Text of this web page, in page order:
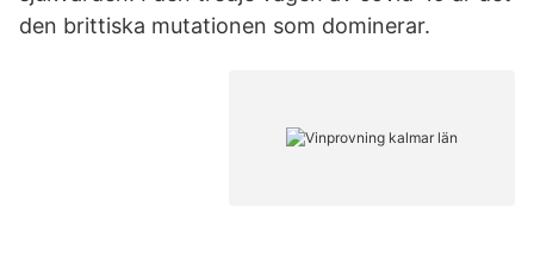
den brittiska mutationen som dominerar.